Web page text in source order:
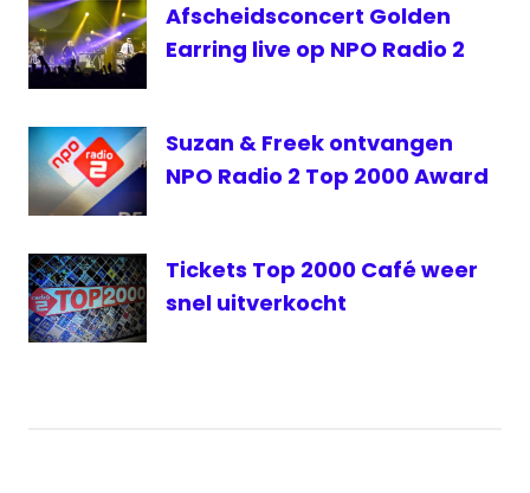
Afscheidsconcert Golden
Earring live op NPO Radio 2
Suzan & Freek ontvangen
NPO Radio 2 Top 2000 Award
Tickets Top 2000 Café weer
snel uitverkocht